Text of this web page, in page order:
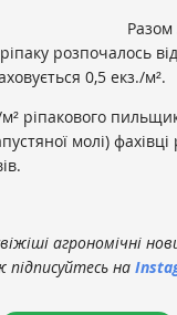
розпочалось
0,5 екз./м².
ріпакового
молі)
агрономічні
на